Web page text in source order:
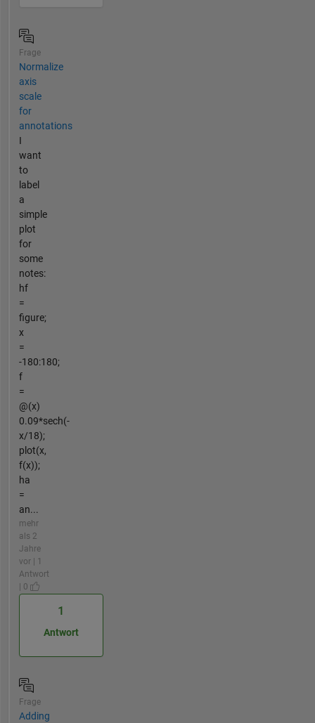
Frage
Normalize
axis
scale
for
annotations
I
want
to
label
a
simple
plot
for
some
notes:
hf
=
figure;
x
=
-180:180;
f
=
@(x)
0.09*sech(-
x/18);
plot(x,
f(x));
ha
=
an...
mehr
als 2
Jahre
vor | 1
Antwort
| 0
1
Antwort
Frage
Adding